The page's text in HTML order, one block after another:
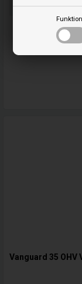
Ihre
Vanguard 35